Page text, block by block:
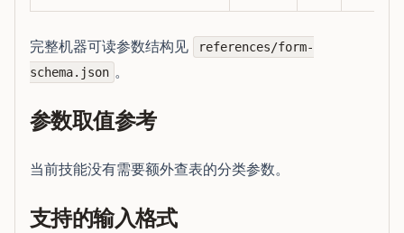
完整机器可读参数结构见
references/form-
schema.json 。
参数取值参考
当前技能没有需要额外查表的分类参数。
支持的输入格式